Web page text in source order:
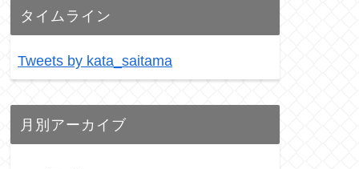
タイムライン
Tweets by kata_saitama
月別アーカイブ